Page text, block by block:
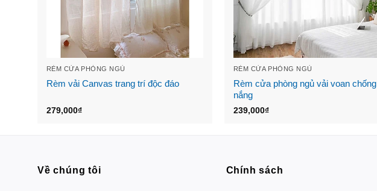
RÈM CỬA PHÒNG NGỦ
Rèm vải Canvas trang trí độc đáo
279,000₫
RÈM CỬA PHÒNG NGỦ
Rèm cửa phòng ngủ vải voan chống
nắng
239,000₫
Về chúng tôi Chính sách